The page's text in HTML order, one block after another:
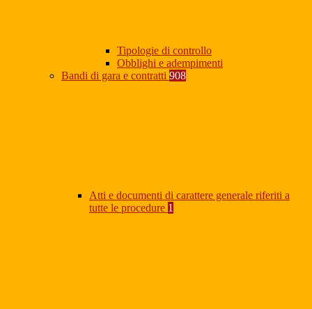
Tipologie di controllo
Obblighi e adempimenti
Bandi di gara e contratti 908
Atti e documenti di carattere generale riferiti a
tutte le procedure 1